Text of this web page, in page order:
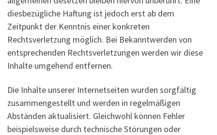
diesbezügliche Haftung ist jedoch erst ab dem
Zeitpunkt der Kenntnis einer konkreten
Rechtsverletzung möglich. Bei Bekanntwerden von
entsprechenden Rechtsverletzungen werden wir diese
Inhalte umgehend entfernen.
Die Inhalte unserer Internetseiten wurden sorgfältig
zusammengestellt und werden in regelmäßigen
Abständen aktualisiert. Gleichwohl können Fehler
beispielsweise durch technische Störungen oder